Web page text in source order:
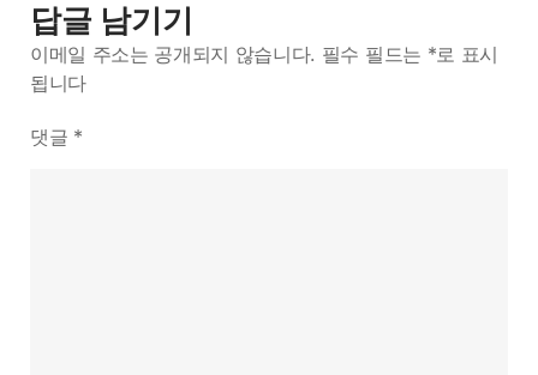
답글 남기기
이메일 주소는 공개되지 않습니다. 필수 필드는 *로 표시
됩니다
댓글 *